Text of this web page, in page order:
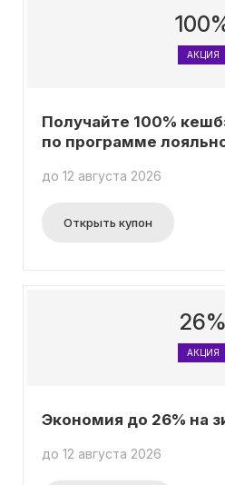
АКЦИЯ
Получайте 100%
по программе
до 12 августа 2026
Открыть купон
26%
АКЦИЯ
Экономия до 26% на
до 12 августа 2026